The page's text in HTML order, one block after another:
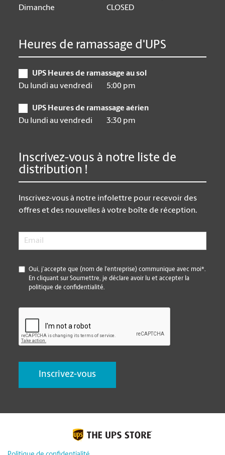
Dimanche
CLOSED
Heures de ramassage d'UPS
UPS Heures de ramassage au sol
Du lundi au vendredi
5:00 pm
UPS Heures de ramassage aérien
Du lundi au vendredi
3:30 pm
Inscrivez-vous à notre liste de
distribution !
Inscrivez-vous à notre infolettre pour recevoir des
offres et des nouvelles à votre boîte de réception.
Email
*
Oui, j’accepte que (nom de l’entreprise) communique avec moi*.
En cliquant sur Soumettre, je déclare avoir lu et accepter la
politique de confidentialité.